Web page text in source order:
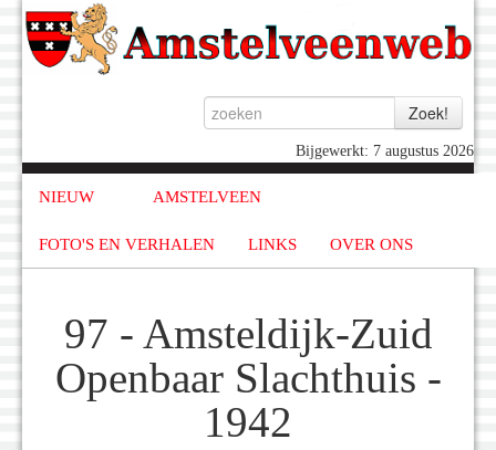
Bijgewerkt: 7 augustus 2026
NIEUW AMSTELVEEN
FOTO'S EN VERHALEN LINKS OVER ONS
97 - Amsteldijk-Zuid
Openbaar Slachthuis -
1942